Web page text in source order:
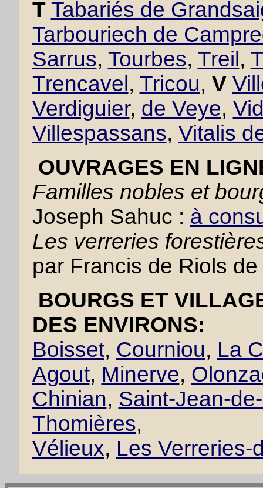
T Tabariés de
Tarbouriech de
Sarrus, Tourbes, Treil ,
Trencavel , Tricou, V
Verdiguier, de Veye,
Villespassans, Vitalis
OUVRAGES EN
Familles nobles et
Joseph Sahuc : à
Les verreries
par Francis de Riols
BOURGS ET
DES ENVIRONS:
Boisset, Courniou, La
Agout, Minerve,
Chinian, Saint-Jean-
Thomières,
Vélieux, Les Verreries-